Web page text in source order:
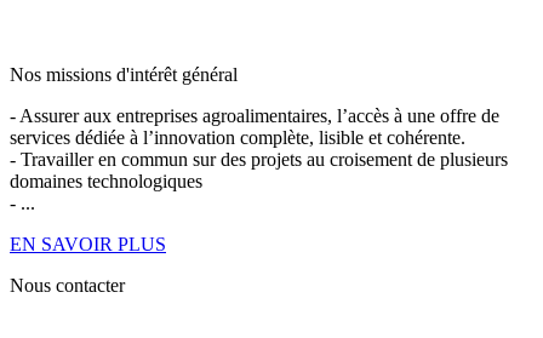
Nos missions d'intérêt général
- Assurer aux entreprises agroalimentaires, l’accès à une offre de
services dédiée à l’innovation complète, lisible et cohérente.
- Travailler en commun sur des projets au croisement de plusieurs
domaines technologiques
- ...
EN SAVOIR PLUS
Nous contacter